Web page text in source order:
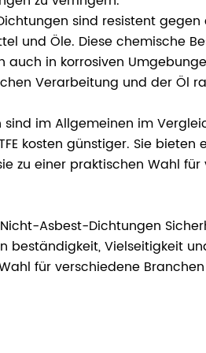
sind resistent gegen
und Öle. Diese chemische
in korrosiven
Verarbeitung und der Öl
im Allgemeinen im
kosten günstiger. Sie bieten
zu einer praktischen Wahl für
Asbest-Dichtungen
beständigkeit, Vielseitigkeit
für verschiedene